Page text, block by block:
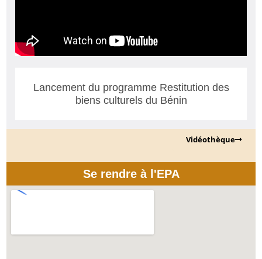
Lancement du programme Restitution des
biens culturels du Bénin
Vidéothèque
Se rendre à l'EPA